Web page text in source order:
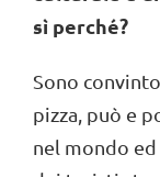
sì perché?
Sono
pizza, può e
nel mondo ed